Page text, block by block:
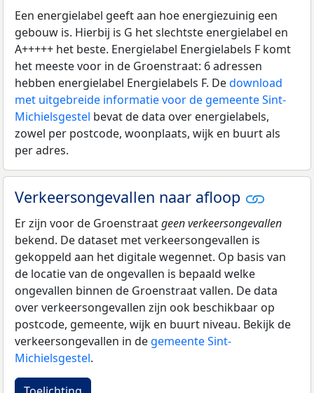
Een energielabel geeft aan hoe energiezuinig een
gebouw is. Hierbij is G het slechtste energielabel en
A+++++ het beste. Energielabel Energielabels F komt
het meeste voor in de Groenstraat: 6 adressen
hebben energielabel Energielabels F. Dedownload
met uitgebreide informatie voor de gemeente Sint-
Michielsgestel bevat de data over energielabels,
zowel per postcode, woonplaats, wijk en buurt als
per adres.
Verkeersongevallen naar afloop
Er zijn voor de Groenstraatgeen verkeersongevallen
bekend. De dataset met verkeersongevallen is
gekoppeld aan het digitale wegennet. Op basis van
de locatie van de ongevallen is bepaald welke
ongevallen binnen de Groenstraat vallen. De data
over verkeersongevallen zijn ook beschikbaar op
postcode, gemeente, wijk en buurt niveau. Bekijk de
verkeersongevallen in de gemeente Sint-
Michielsgestel.